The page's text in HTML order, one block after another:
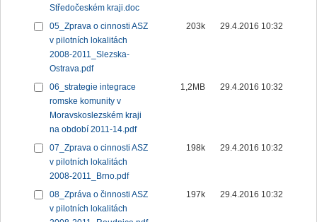
Středočeském kraji.doc
05_Zprava o cinnosti ASZ
v pilotních lokalitách
2008-2011_Slezska-
Ostrava.pdf
203k 29.4.2016 10:32
06_strategie integrace
romske komunity v
Moravskoslezském kraji
na období 2011-14.pdf
1,2MB 29.4.2016 10:32
07_Zprava o cinnosti ASZ
v pilotních lokalitách
2008-2011_Brno.pdf
198k 29.4.2016 10:32
08_Zpráva o činnosti ASZ
v pilotních lokalitách
197k 29.4.2016 10:32